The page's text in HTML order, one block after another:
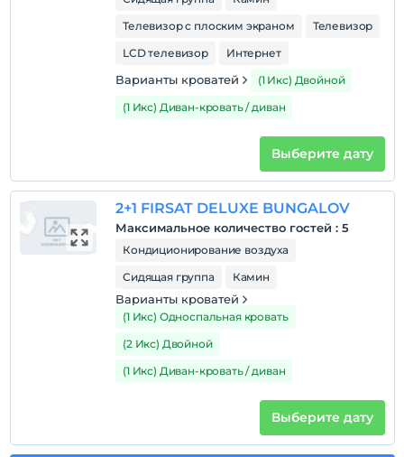
Телевизор с плоским экраном
Телевизор
LCD телевизор
Интернет
Варианты кроватей
(1 Икс) Двойной
(1 Икс) Диван-кровать / диван
Выберите дату
2+1 FIRSAT DELUXE BUNGALOV
Максимальное количество гостей : 5
Кондиционирование воздуха
Сидящая группа
Камин
Варианты кроватей
(1 Икс) Односпальная кровать
(2 Икс) Двойной
(1 Икс) Диван-кровать / диван
Выберите дату